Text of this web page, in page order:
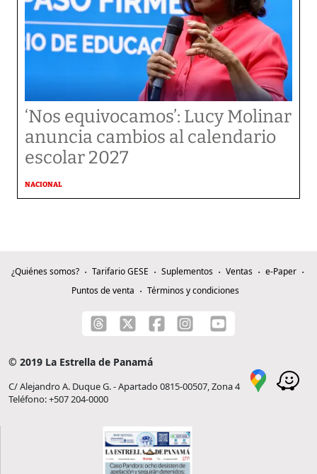
‘Nos equivocamos’: Lucy Molinar
anuncia cambios al calendario
escolar 2027
NACIONAL
¿Quiénes somos? Tarifario GESE Suplementos Ventas
e-Paper
Puntos de venta
Términos y condiciones
© 2019 La Estrella de Panamá
C/ Alejandro A. Duque G. - Apartado 0815-00507, Zona 4
Teléfono: +507 204-0000